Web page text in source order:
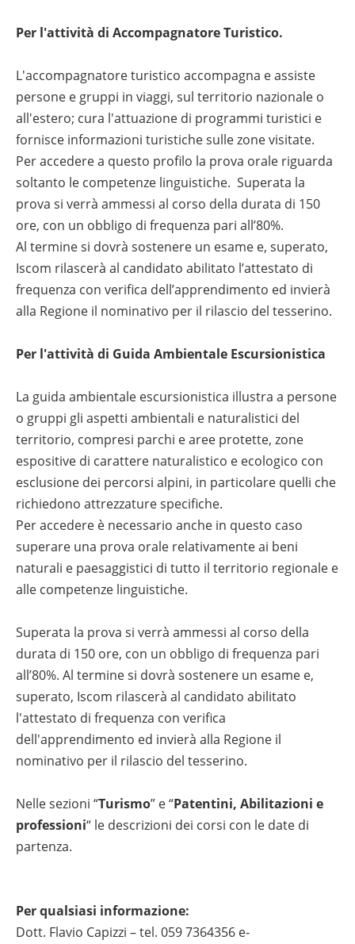
Per l'attività di Accompagnatore Turistico.
L'accompagnatore turistico accompagna e assiste
persone e gruppi in viaggi, sul territorio nazionale o
all'estero; cura l'attuazione di programmi turistici e
fornisce informazioni turistiche sulle zone visitate.
Per accedere a questo profilo la prova orale riguarda
soltanto le competenze linguistiche. Superata la
prova si verrà ammessi al corso della durata di 150
ore, con un obbligo di frequenza pari all’80%.
Al termine si dovrà sostenere un esame e, superato,
Iscom rilascerà al candidato abilitato l’attestato di
frequenza con verifica dell’apprendimento ed invierà
alla Regione il nominativo per il rilascio del tesserino.
Per l'attività di Guida Ambientale Escursionistica
La guida ambientale escursionistica illustra a persone
o gruppi gli aspetti ambientali e naturalistici del
territorio, compresi parchi e aree protette, zone
espositive di carattere naturalistico e ecologico con
esclusione dei percorsi alpini, in particolare quelli che
richiedono attrezzature specifiche.
Per accedere è necessario anche in questo caso
superare una prova orale relativamente ai beni
naturali e paesaggistici di tutto il territorio regionale e
alle competenze linguistiche.
Superata la prova si verrà ammessi al corso della
durata di 150 ore, con un obbligo di frequenza pari
all’80%. Al termine si dovrà sostenere un esame e,
superato, Iscom rilascerà al candidato abilitato
l'attestato di frequenza con verifica
dell'apprendimento ed invierà alla Regione il
nominativo per il rilascio del tesserino.
Nelle sezioni “Turismo” e “Patentini, Abilitazioni e
professioni“ le descrizioni dei corsi con le date di
partenza.
Per qualsiasi informazione:
Dott. Flavio Capizzi – tel. 059 7364356 e-